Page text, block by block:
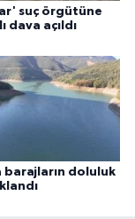
suç örgütüne
dava açıldı
barajların doluluk